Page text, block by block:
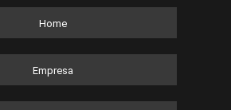
Home
Empresa